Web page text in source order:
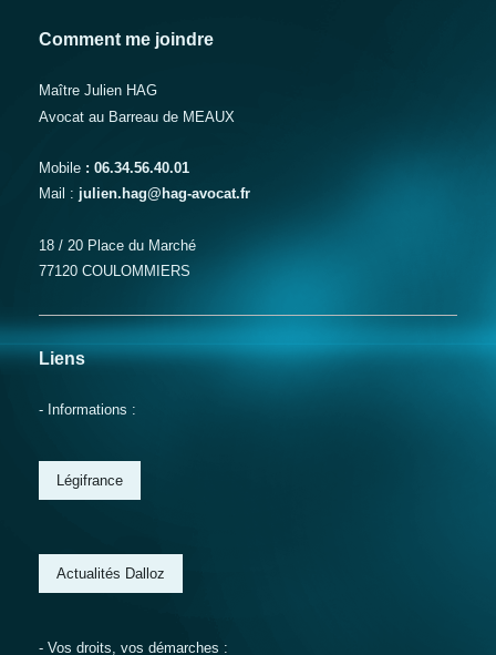
Comment me joindre
Maître Julien HAG
Avocat au Barreau de MEAUX
Mobile : 06.34.56.40.01
Mail : julien.hag@hag-avocat.fr
18 / 20 Place du Marché
77120 COULOMMIERS
Liens
- Informations :
Légifrance
Actualités Dalloz
- Vos droits, vos démarches :